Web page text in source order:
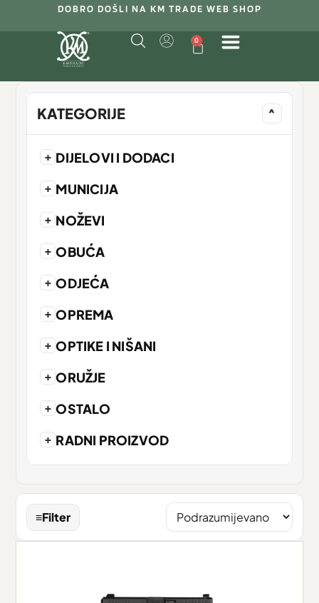
DOBRO DOŠLI NA KM TRADE WEB SHOP
0
KATEGORIJE ^
+ DIJELOVI I DODACI
+ MUNICIJA
+ NOŽEVI
+ OBUĆA
+ ODJEĆA
+ OPREMA
+ OPTIKE I NIŠANI
+ ORUŽJE
+ OSTALO
+ RADNI PROIZVOD
≡Filter